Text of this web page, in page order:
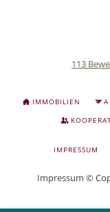
113
NAVIGATION
IMMOBILIEN
NAVIGATION
IMPRESSUM
Impressum ©